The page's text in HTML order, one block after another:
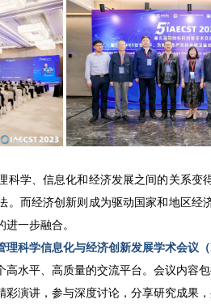
科学、信息化和经济发展之间的关系
。而经济创新则成为驱动国家和地区
一步融合。
科学信息化与经济创新发展学术会议
水平、高质量的交流平台。会议内容
演讲，参与深度讨论，分享研究成果